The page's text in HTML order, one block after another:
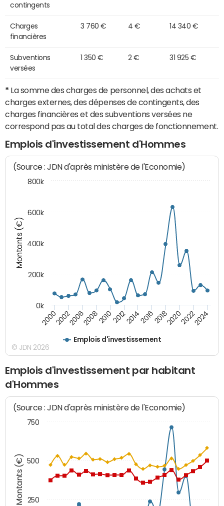
contingents
Charges
financières
3 760 € 4 € 14 340 €
Subventions
versées
1 350 € 2 € 31 925 €
* La somme des charges de personnel, des achats et
charges externes, des dépenses de contingents, des
charges financières et des subventions versées ne
correspond pas au total des charges de fonctionnement.
Emplois d'investissement d'Hommes
Montants (€)
(Source : JDN d'après ministère de l'Economie)
Emplois d'investissement
200020022006200820102012201420162018202020222024
0k
200k
400k
600k
800k
© JDN 2026
Emplois d'investissement par habitant
d'Hommes
Montants (€)
(Source : JDN d'après ministère de l'Economie)
250
500
750